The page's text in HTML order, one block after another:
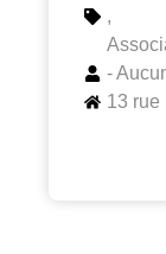
,
-
13 rue